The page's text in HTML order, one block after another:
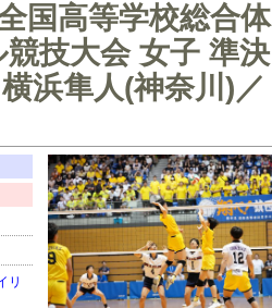
国高等学校総合体
技大会 女子 準決
浜隼人(神奈川)／
リ